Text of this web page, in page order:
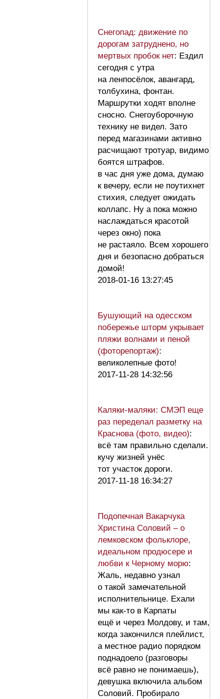
Снегопад: движение по
дорогам затруднено, но
мертвых пробок нет: Ездил
сегодня с утра
на ленпосёлок, авангард,
толбухина, фонтан.
Маршрутки ходят вполне
сносно. Снегоуборочную
технику не видел. Зато
перед магазинами активно
расчищают тротуар, видимо
боятся штрафов.
в час дня уже дома, думаю
к вечеру, если не поутихнет
стихия, следует ожидать
коллапс. Ну а пока можно
наслаждаться красотой
через окно) пока
не растаяло. Всем хорошего
дня и безопасно добраться
домой!
2018-01-16 13:27:45
Бушующий на одесском
побережье шторм укрывает
пляжи волнами и пеной
(фоторепортаж):
великолепные фото!
2017-11-28 14:32:56
Каляки-маляки: СМЭП еще
раз переделал разметку на
Краснова (фото, видео):
всё там правильно сделали.
кучу жизней унёс
тот участок дороги.
2017-11-18 16:34:27
Подопечная Вакарчука
Христина Соловий – о
лемковском фольклоре,
идеальном продюсере и
любви к Черному морю:
Жаль, недавно узнал
о такой замечательной
исполнительнице. Ехали
мы как-то в Карпаты
ещё и через Молдову, и там,
когда закончился плейлист,
а местное радио порядком
поднадоело (разговоры
всё равно не понимаешь),
девушка включила альбом
Соловий. Пробирало